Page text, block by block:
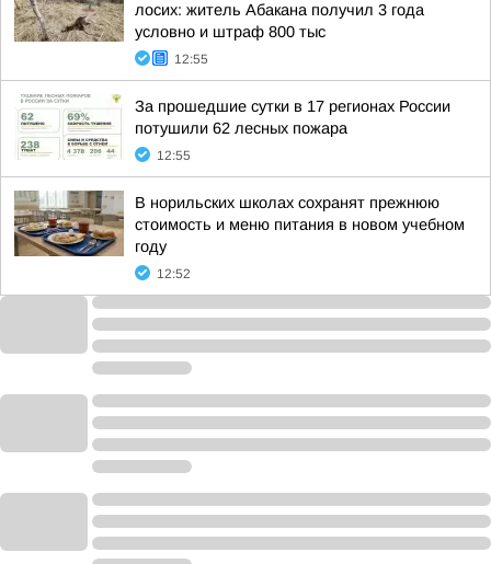
лосих: житель Абакана получил 3 года
условно и штраф 800 тыс
12:55
За прошедшие сутки в 17 регионах России
потушили 62 лесных пожара
12:55
В норильских школах сохранят прежнюю
стоимость и меню питания в новом учебном
году
12:52